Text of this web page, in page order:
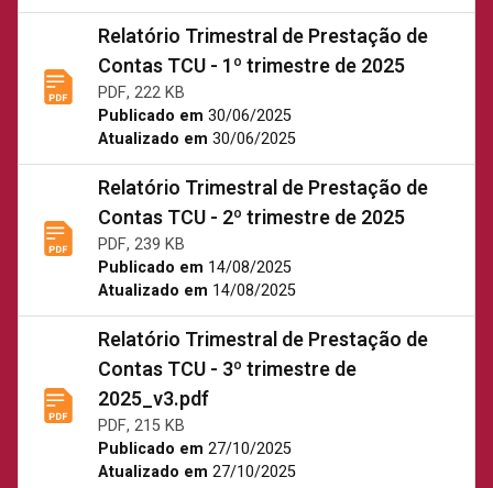
Relatório Trimestral de Prestação de
Contas TCU - 1º trimestre de 2025
PDF, 222 KB
Publicado em 30/06/2025
Atualizado em 30/06/2025
Relatório Trimestral de Prestação de
Contas TCU - 2º trimestre de 2025
PDF, 239 KB
Publicado em 14/08/2025
Atualizado em 14/08/2025
Relatório Trimestral de Prestação de
Contas TCU - 3º trimestre de
2025_v3.pdf
PDF, 215 KB
Publicado em 27/10/2025
Atualizado em 27/10/2025